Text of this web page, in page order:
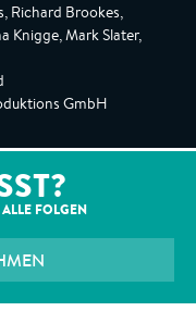
Richard Brookes,
Knigge, Mark Slater,
GmbH
FOLGEN